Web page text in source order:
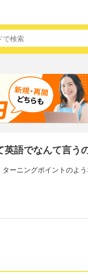
語でなんて言う
ーニングポイントのよ